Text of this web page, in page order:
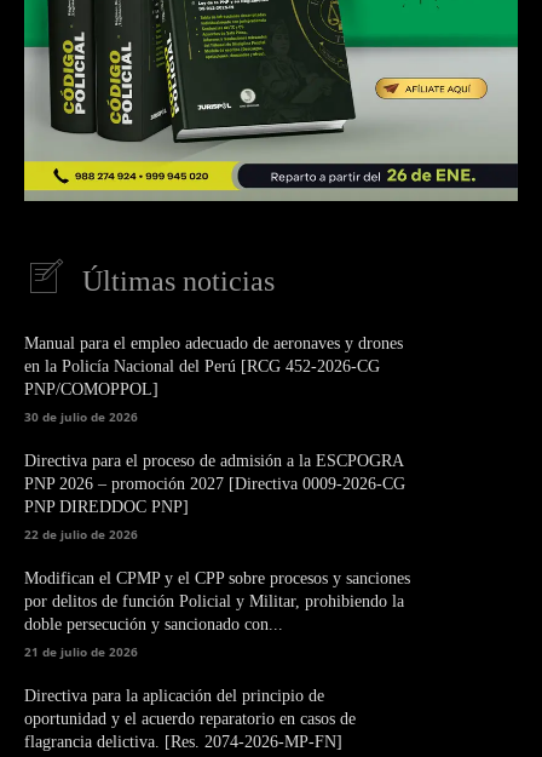
Últimas noticias
Manual para el empleo adecuado de aeronaves y drones
en la Policía Nacional del Perú [RCG 452-2026-CG
PNP/COMOPPOL]
30 de julio de 2026
Directiva para el proceso de admisión a la ESCPOGRA
PNP 2026 – promoción 2027 [Directiva 0009-2026-CG
PNP DIREDDOC PNP]
22 de julio de 2026
Modifican el CPMP y el CPP sobre procesos y sanciones
por delitos de función Policial y Militar, prohibiendo la
doble persecución y sancionado con...
21 de julio de 2026
Directiva para la aplicación del principio de
oportunidad y el acuerdo reparatorio en casos de
flagrancia delictiva. [Res. 2074-2026-MP-FN]